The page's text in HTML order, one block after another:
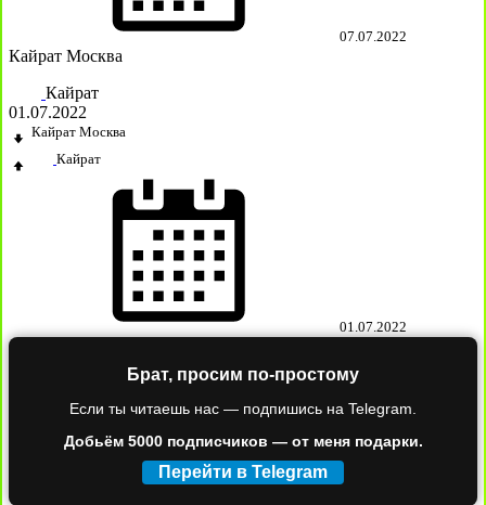
07.07.2022
Кайрат Москва
Кайрат
01.07.2022
Кайрат Москва
Кайрат
01.07.2022
Брат, просим по-простому
Если ты читаешь нас — подпишись на Telegram.
Добьём 5000 подписчиков — от меня подарки.
Перейти в Telegram